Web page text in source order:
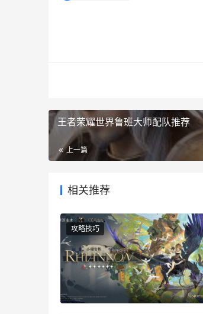
王者荣耀世界鲁班大师配队推荐
上一篇
相关推荐
攻略技巧